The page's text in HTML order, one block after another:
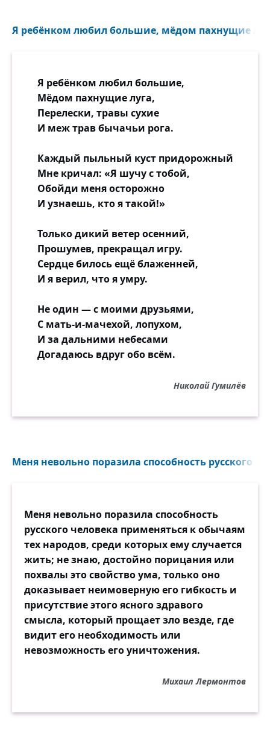
Я ребёнком любил большие, мёдом пахнущие
Я ребёнком любил большие,
Мёдом пахнущие луга,
Перелески, травы сухие
И меж трав бычачьи рога.
Каждый пыльный куст придорожный
Мне кричал: «Я шучу с тобой,
Обойди меня осторожно
И узнаешь, кто я такой!»
Только дикий ветер осенний,
Прошумев, прекращал игру.
Сердце билось ещё блаженней,
И я верил, что я умру.
Не один — с моими друзьями,
С мать-и-мачехой, лопухом,
И за дальними небесами
Догадаюсь вдруг обо всём.
Николай Гумилёв
Меня невольно поразила способность русского
Меня невольно поразила способность
русского человека применяться к обычаям
тех народов, среди которых ему случается
жить; не знаю, достойно порицания или
похвалы это свойство ума, только оно
доказывает неимоверную его гибкость и
присутствие этого ясного здравого
смысла, который прощает зло везде, где
видит его необходимость или
невозможность его уничтожения.
Михаил Лермонтов